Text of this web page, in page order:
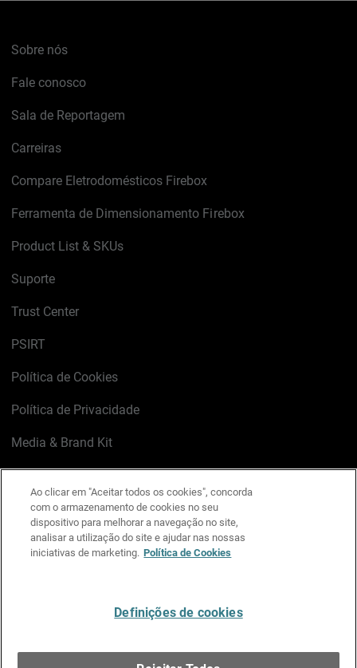
Sobre nós
Fale conosco
Sala de Reportagem
Carreiras
Compare Eletrodomésticos Firebox
Ferramenta de Dimensionamento Firebox
Product List & SKUs
Suporte
Trust Center
PSIRT
Política de Cookies
Política de Privacidade
Media & Brand Kit
LinkedIn
X FacebookInstagram
YouTube
Ao clicar em "Aceitar todos os cookies", concorda
com o armazenamento de cookies no seu
dispositivo para melhorar a navegação no site,
analisar a utilização do site e ajudar nas nossas
iniciativas de marketing. Política de Cookies
Definições de cookies